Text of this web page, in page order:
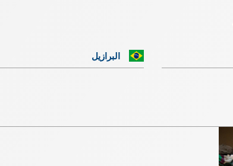
البرازيل